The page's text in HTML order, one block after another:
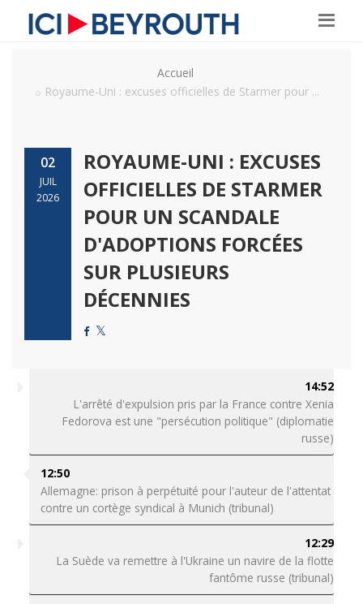
Accueil
Royaume-Uni : excuses officielles de Starmer pour ...
02
JUIL
2026
ROYAUME-UNI : EXCUSES
OFFICIELLES DE STARMER
POUR UN SCANDALE
D'ADOPTIONS FORCÉES
SUR PLUSIEURS
DÉCENNIES
14:52
L'arrêté d'expulsion pris par la France contre Xenia
Fedorova est une "persécution politique" (diplomatie
russe)
12:50
Allemagne: prison à perpétuité pour l'auteur de l'attentat
contre un cortège syndical à Munich (tribunal)
12:29
La Suède va remettre à l'Ukraine un navire de la flotte
fantôme russe (tribunal)